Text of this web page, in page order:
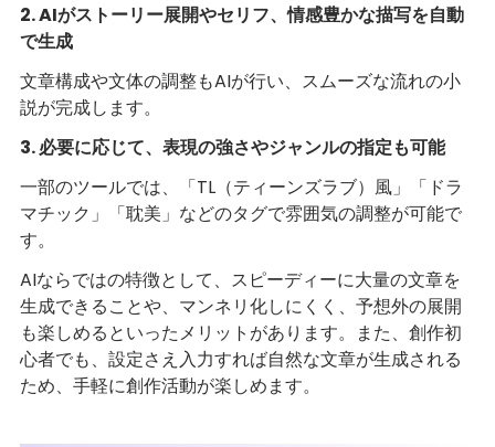
2. AIがストーリー展開やセリフ、情感豊かな描写を自動
で生成
文章構成や文体の調整もAIが行い、スムーズな流れの小
説が完成します。
3. 必要に応じて、表現の強さやジャンルの指定も可能
一部のツールでは、「TL（ティーンズラブ）風」「ドラ
マチック」「耽美」などのタグで雰囲気の調整が可能で
す。
AIならではの特徴として、スピーディーに大量の文章を
生成できることや、マンネリ化しにくく、予想外の展開
も楽しめるといったメリットがあります。また、創作初
心者でも、設定さえ入力すれば自然な文章が生成される
ため、手軽に創作活動が楽しめます。